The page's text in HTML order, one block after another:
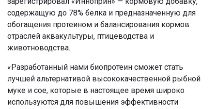
содержащую до 78% белка и предназначенную для
обогащения протеином и балансирования кормов
отраслей аквакультуры, птицеводства и
животноводства.
«Разработанный нами биопротеин сможет стать
лучшей альтернативой высококачественной рыбной
муке и сое, которые в настоящее время широко
используются для повышения эффективности